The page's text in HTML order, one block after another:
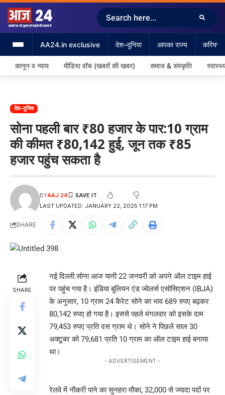
AA24.in exclusive देश–दुनिया आपका राज्य करियर
कानून व न्याय मीडिया वॉच (खबरों की खबर) समाज & संस्कृति
देश–दुनिया
सोना पहली बार ₹80 हजार के पार:10 ग्राम
की कीमत ₹80,142 हुई, जून तक ₹85
हजार पहुंच सकता है
LAST UPDATED: JANUARY 22, 2025 1:17 PM
BYAAJ 24
SHARE
SHARE
नई दिल्ली.सोना आज यानी 22 जनवरी को अपने ऑल टाइम हाई
पर पहुंच गया है। इंडिया बुलियन एंड ज्वेलर्स एसोसिएशन (IBJA)
के अनुसार, 10 ग्राम 24 कैरेट सोने का भाव 689 रुपए बढ़कर
80,142 रुपए हो गया है। इससे पहले मंगलवार को इसके दाम
79,453 रुपए प्रति दस ग्राम थे। सोने ने पिछले साल 30
अक्टूबर को 79,681 प्रति 10 ग्राम का ऑल टाइम हाई बनाया
था।
- ADVERTISEMENT -
रेलवे में नौकरी पाने का सुनहरा मौका, 32,000 से ज्यादा पदों पर